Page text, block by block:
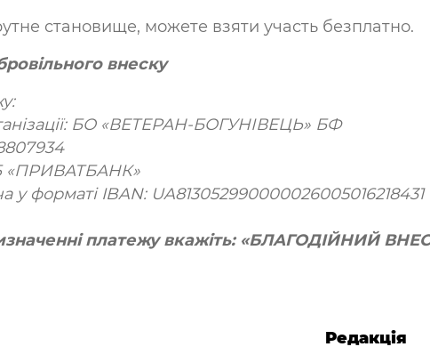
становище, можете взяти участь безплатно.
внеску
БО «ВЕТЕРАН-БОГУНІВЕЦЬ» БФ
«ПРИВАТБАНК»
у форматі IBAN: UA813052990000026005016218431
платежу вкажіть: «БЛАГОДІЙНИЙ
Редакція